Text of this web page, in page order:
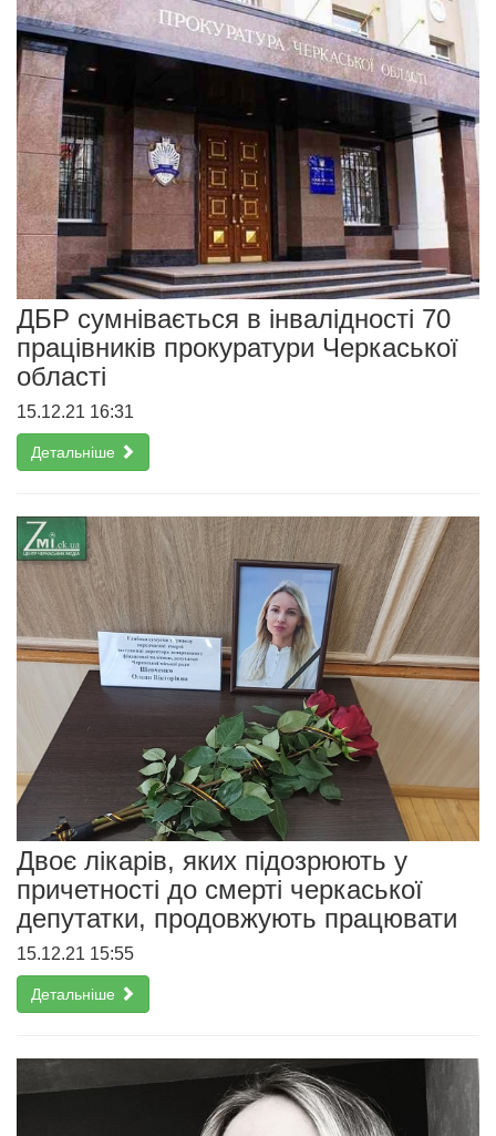
ДБР сумнівається в інвалідності 70
працівників прокуратури Черкаської
області
15.12.21 16:31
Детальніше
Двоє лікарів, яких підозрюють у
причетності до смерті черкаської
депутатки, продовжують працювати
15.12.21 15:55
Детальніше